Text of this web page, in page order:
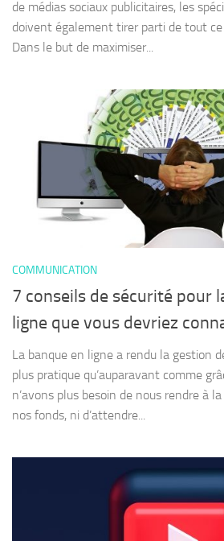
de médias sociaux publicitaires, les
doivent également tirer parti de tout ce
Dans le but de maximiser...
COMMUNICATION
7 conseils de sécurité pour
ligne que vous devriez
La banque en ligne a rendu la gestion
plus pratique qu’auparavant comme
n’avons plus besoin de nous rendre à
nos fonds, ni d’attendre...